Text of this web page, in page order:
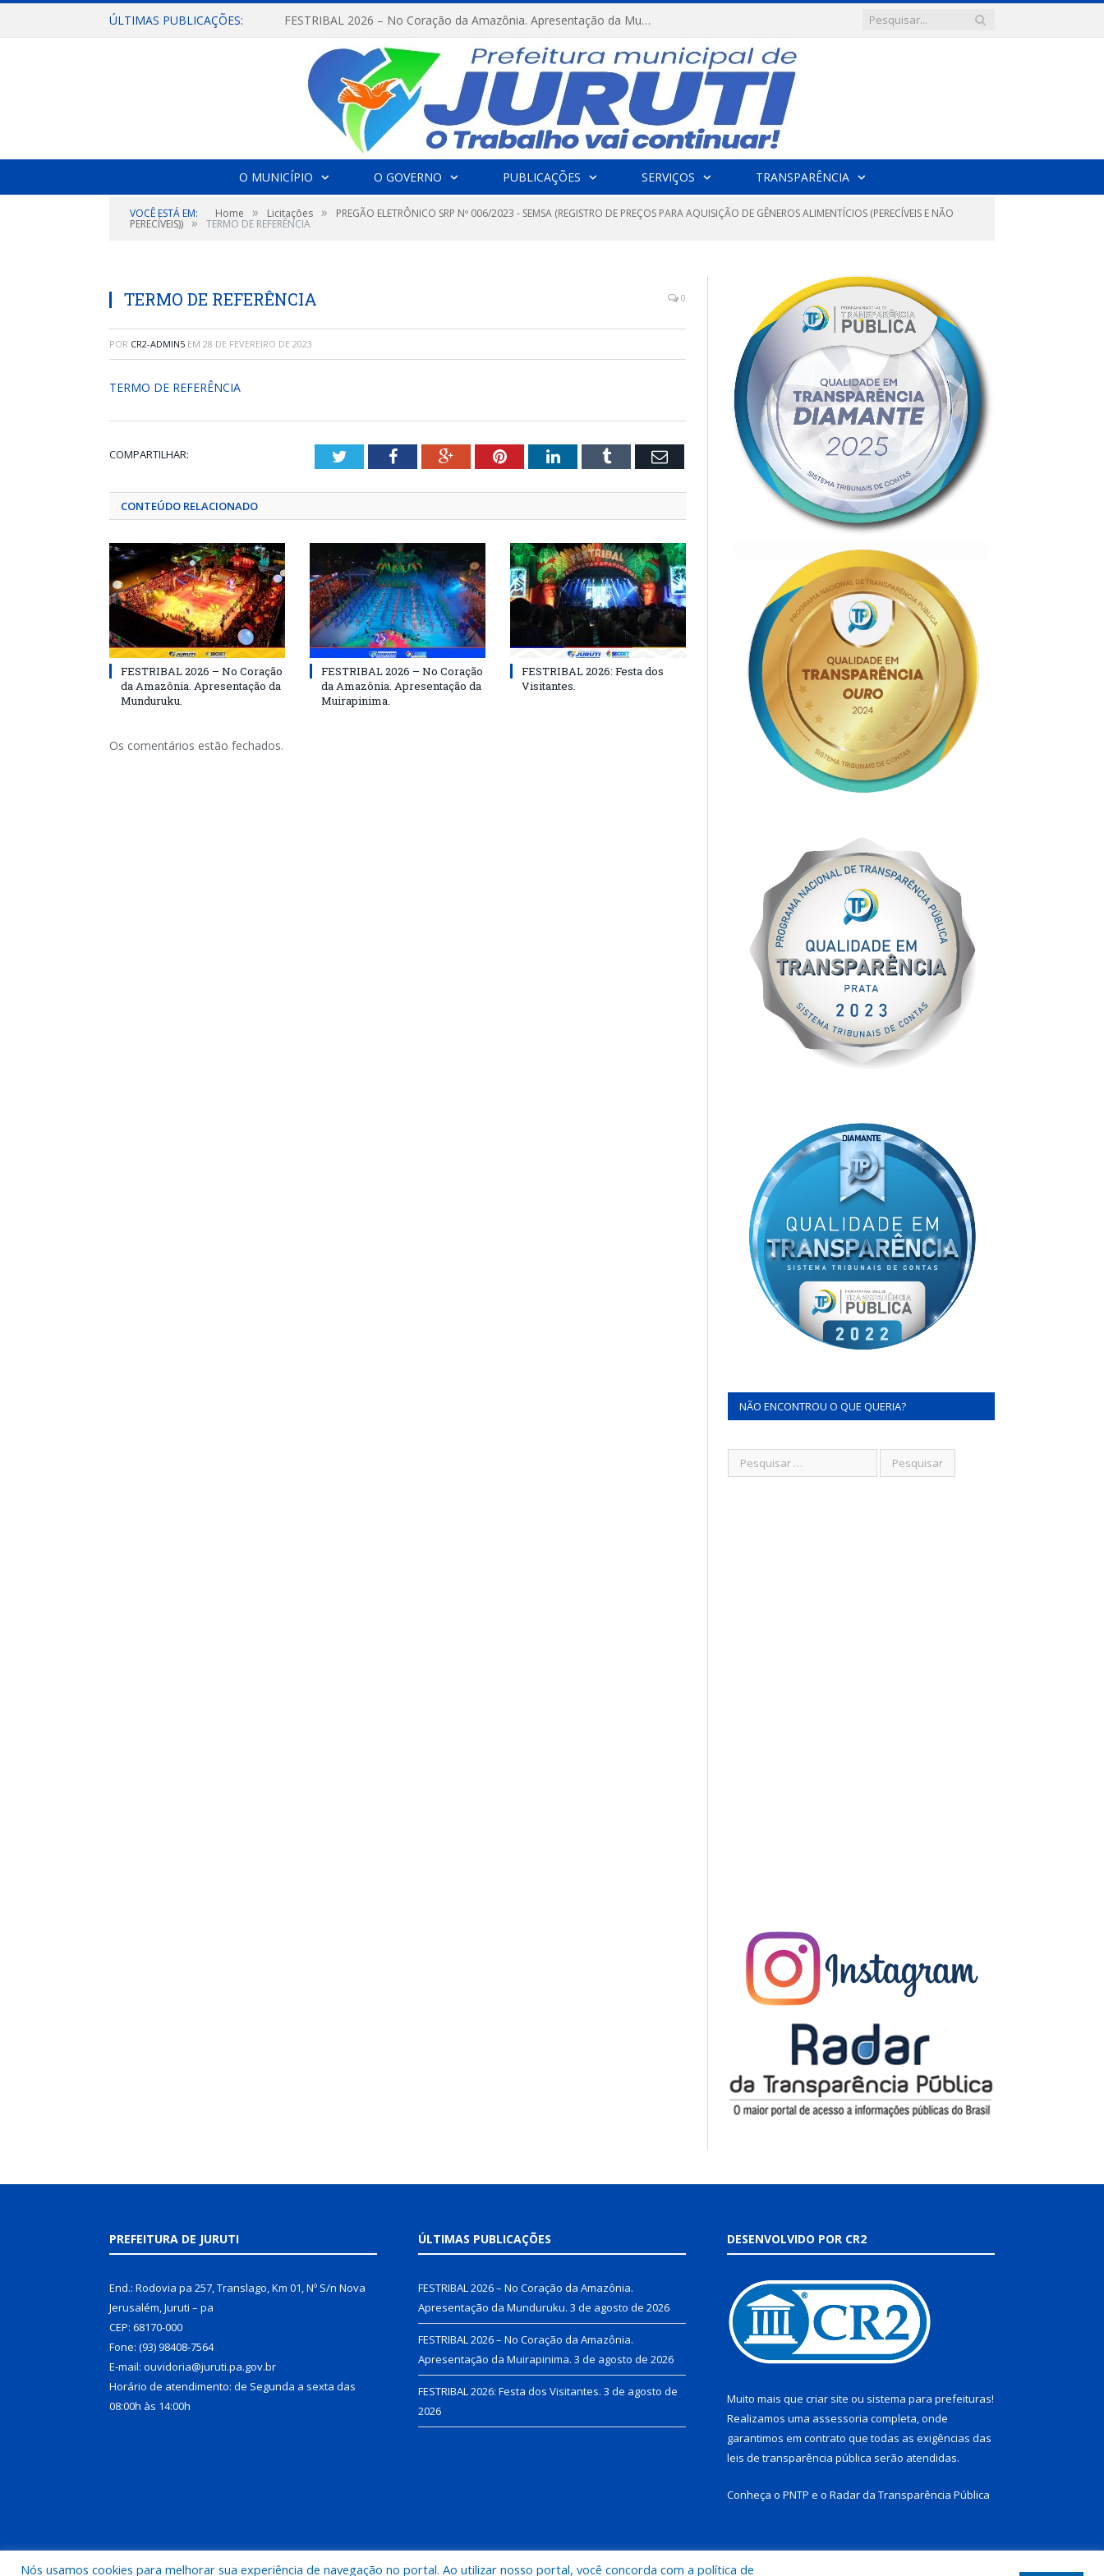
ÚLTIMAS PUBLICAÇÕES: FESTRIBAL 2026 – No Coração da Amazônia. Apresentação da Munduruku.
O MUNICÍPIO O GOVERNO PUBLICAÇÕES SERVIÇOS TRANSPARÊNCIA
VOCÊ ESTÁ EM: Home » Licitações » PREGÃO ELETRÔNICO SRP Nº 006/2023 - SEMSA (REGISTRO DE PREÇOS PARA AQUISIÇÃO DE GÊNEROS ALIMENTÍCIOS (PERECÍVEIS E NÃO
PERECÍVEIS)) » TERMO DE REFERÊNCIA
TERMO DE REFERÊNCIA 0
POR CR2-ADMIN5 EM 28 DE FEVEREIRO DE 2023
TERMO DE REFERÊNCIA
COMPARTILHAR: TwitterFacebookGoogle+PinterestLinkedInTumblr Email
CONTEÚDO RELACIONADO
FESTRIBAL 2026 – No Coração
da Amazônia. Apresentação da
Munduruku.
FESTRIBAL 2026 – No Coração
da Amazônia. Apresentação da
Muirapinima.
FESTRIBAL 2026: Festa dos
Visitantes.
Os comentários estão fechados.
NÃO ENCONTROU O QUE QUERIA?
PREFEITURA DE JURUTI
End.: Rodovia pa 257, Translago, Km 01, Nº S/n Nova
Jerusalém, Juruti – pa
CEP: 68170-000
Fone: (93) 98408-7564
E-mail: ouvidoria@juruti.pa.gov.br
Horário de atendimento: de Segunda a sexta das
08:00h às 14:00h
ÚLTIMAS PUBLICAÇÕES
FESTRIBAL 2026 – No Coração da Amazônia.
Apresentação da Munduruku. 3 de agosto de 2026
FESTRIBAL 2026 – No Coração da Amazônia.
Apresentação da Muirapinima. 3 de agosto de 2026
FESTRIBAL 2026: Festa dos Visitantes. 3 de agosto de
2026
DESENVOLVIDO POR CR2
Muito mais que criar site ou sistema para prefeituras!
Realizamos uma assessoria completa, onde
garantimos em contrato que todas as exigências das
leis de transparência pública serão atendidas.
Conheça o PNTP e o Radar da Transparência Pública
Nós usamos cookies para melhorar sua experiência de navegação no portal. Ao utilizar nosso portal, você concorda com a política de